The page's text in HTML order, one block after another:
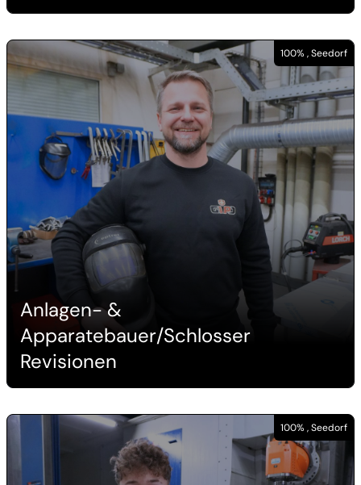
100% , Seedorf
Anlagen- &
Apparatebauer/Schlosser
Revisionen
100% , Seedorf